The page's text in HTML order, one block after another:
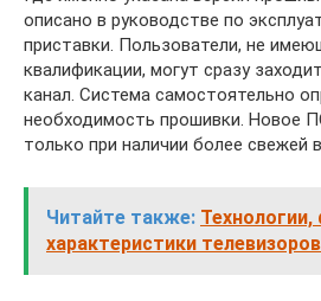
описано в руководстве по
приставки. Пользователи, не
квалификации, могут сразу
канал. Система самостоятельно
необходимость прошивки. Новое
только при наличии более свежей
Читайте также: Технологии,
характеристики